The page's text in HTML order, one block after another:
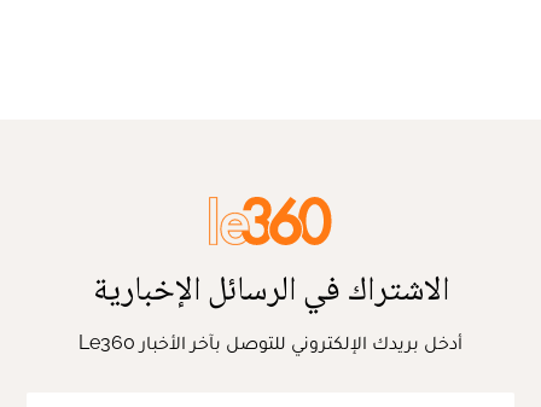
الاشتراك في الرسائل الإخبارية
أدخل بريدك الإلكتروني للتوصل بآخر الأخبار Le360